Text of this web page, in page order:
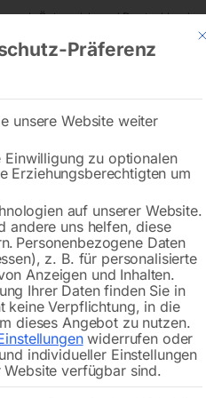
nach Österreich und Deutschland
TIGER 340
Präferenz
unsere Website weiter
Einwilligung zu optionalen
Erziehungsberechtigten um
auf unserer Website.
andere uns helfen, diese
Personenbezogene Daten
z. B. für personalisierte
Anzeigen und Inhalten.
Ihrer Daten finden Sie in
keine Verpflichtung, in die
dieses Angebot zu nutzen.
widerrufen oder
individueller Einstellungen
verfügbar sind.